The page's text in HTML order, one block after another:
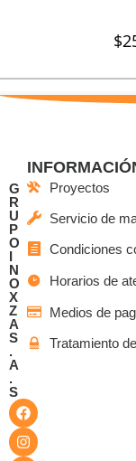
$
G
R
U
P
O
I
N
O
X
Z
A
S
.
A
.
S
Proyectos
Servicio de
Condiciones
Horarios de
Medios de
Tratamiento